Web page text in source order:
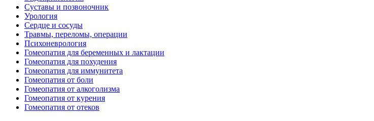
Суставы и позвоночник
Урология
Сердце и сосуды
Травмы, переломы, операции
Психоневрология
Гомеопатия для беременных и лактации
Гомеопатия для похудения
Гомеопатия для иммунитета
Гомеопатия от боли
Гомеопатия от алкоголизма
Гомеопатия от курения
Гомеопатия от отеков